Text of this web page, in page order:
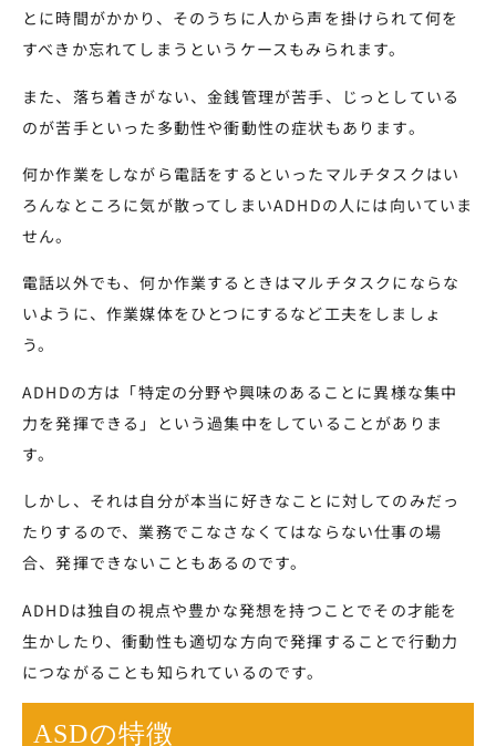
とに時間がかかり、そのうちに人から声を掛けられて何を
すべきか忘れてしまうというケースもみられます。
また、落ち着きがない、金銭管理が苦手、じっとしている
のが苦手といった多動性や衝動性の症状もあります。
何か作業をしながら電話をするといったマルチタスクはい
ろんなところに気が散ってしまいADHDの人には向いていま
せん。
電話以外でも、何か作業するときはマルチタスクにならな
いように、作業媒体をひとつにするなど工夫をしましょ
う。
ADHDの方は「特定の分野や興味のあることに異様な集中
力を発揮できる」という過集中をしていることがありま
す。
しかし、それは自分が本当に好きなことに対してのみだっ
たりするので、業務でこなさなくてはならない仕事の場
合、発揮できないこともあるのです。
ADHDは独自の視点や豊かな発想を持つことでその才能を
生かしたり、衝動性も適切な方向で発揮することで行動力
につながることも知られているのです。
ASDの特徴